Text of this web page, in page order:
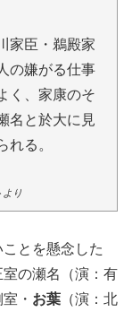
家臣・鵜殿家
の嫌がる仕事
く、家康のそ
名と於大に見
れる。
り
とを懸念した
の瀬名（演：有
・ お葉 （演：北